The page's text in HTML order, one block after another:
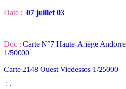
Date : 07 juillet 03
Doc : Carte N°7 Haute-Ariège Andorre
1/50000
Carte 2148 Ouest Vicdessos 1/25000
: .